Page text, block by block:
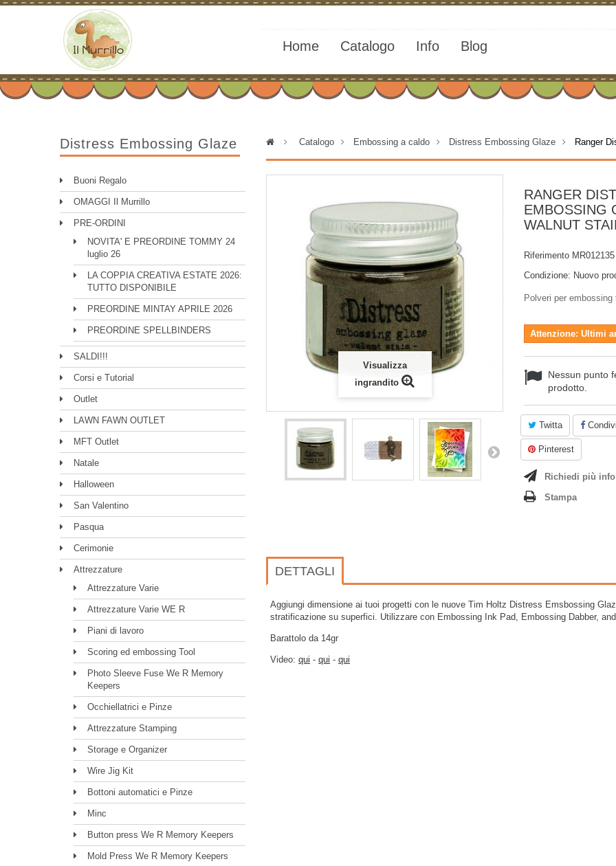
Home Catalogo Info Blog
Distress Embossing Glaze
Buoni Regalo
OMAGGI Il Murrillo
PRE-ORDINI
NOVITA' E PREORDINE TOMMY 24
luglio 26
LA COPPIA CREATIVA ESTATE 2026:
TUTTO DISPONIBILE
PREORDINE MINTAY APRILE 2026
PREORDINE SPELLBINDERS
SALDI!!!
Corsi e Tutorial
Outlet
LAWN FAWN OUTLET
MFT Outlet
Natale
Halloween
San Valentino
Pasqua
Cerimonie
Attrezzature
Attrezzature Varie
Attrezzature Varie WE R
Piani di lavoro
Scoring ed embossing Tool
Photo Sleeve Fuse We R Memory
Keepers
Occhiellatrici e Pinze
Attrezzature Stamping
Storage e Organizer
Wire Jig Kit
Bottoni automatici e Pinze
Minc
Button press We R Memory Keepers
Mold Press We R Memory Keepers
> Catalogo > Embossing a caldo > Distress Embossing Glaze > Ranger
Visualizza
ingrandito
RANGER
EMBOSSING
WALNUT
Riferimento MR012135
Condizione: Nuovo
Polveri per embossing
Attenzione: Ultimi
Nessun punto
prodotto.
Twitta
Pinterest
Richiedi più
Stampa
DETTAGLI
Aggiungi dimensione ai tuoi progetti con le nuove Tim Holtz Distress Emsbossing
stratificazione su superfici. Utilizzare con Embossing Ink Pad, Embossing Dabber,
Barattolo da 14gr
Video: qui - qui - qui